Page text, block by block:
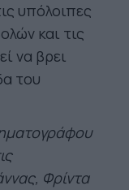
υπόλοιπες
και τις
να βρει
του
Φρίντα